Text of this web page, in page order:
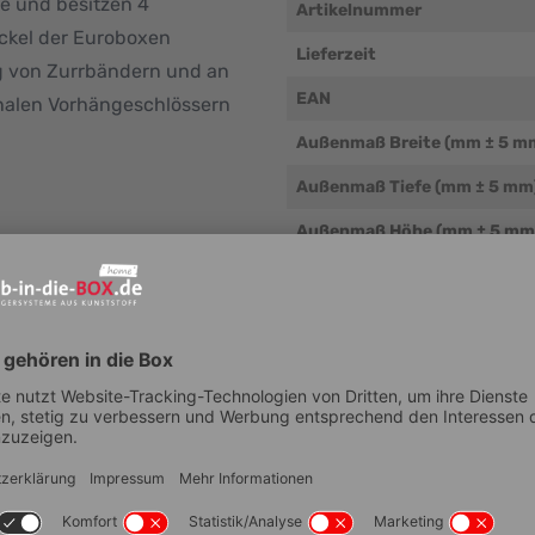
der Euroboxen
von Zurrbändern und an
Vorhängeschlössern
Artikelnummer
Lieferzeit
EAN
Außenmaß Breite (mm ± 5
Außenmaß Tiefe (mm ± 5
Außenmaß Höhe (mm ± 5
Material
Temperaturbeständigkeit
Beständigkeit